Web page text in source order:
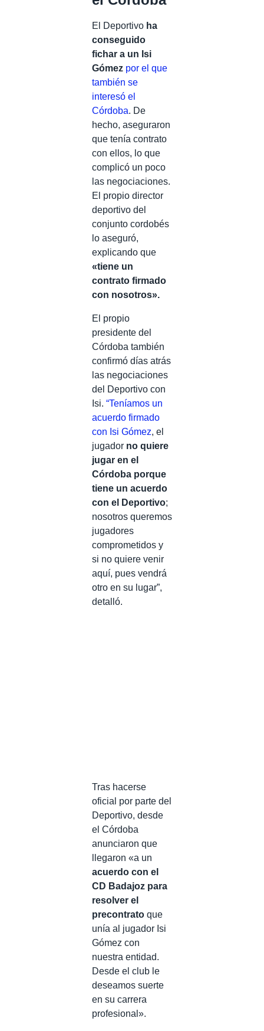
El Deportivo ha
conseguido
fichar a un Isi
Gómez por el que
también se
interesó el
Córdoba. De
hecho, aseguraron
que tenía contrato
con ellos, lo que
complicó un poco
las negociaciones.
El propio director
deportivo del
conjunto cordobés
lo aseguró,
explicando que
«tiene un
contrato firmado
con nosotros».
El propio
presidente del
Córdoba también
confirmó días atrás
las negociaciones
del Deportivo con
Isi. “Teníamos un
acuerdo firmado
con Isi Gómez, el
jugador no quiere
jugar en el
Córdoba porque
tiene un acuerdo
con el Deportivo;
nosotros queremos
jugadores
comprometidos y
si no quiere venir
aquí, pues vendrá
otro en su lugar”,
detalló.
Tras hacerse
oficial por parte del
Deportivo, desde
el Córdoba
anunciaron que
llegaron «a un
acuerdo con el
CD Badajoz para
resolver el
precontrato que
unía al jugador Isi
Gómez con
nuestra entidad.
Desde el club le
deseamos suerte
en su carrera
profesional».